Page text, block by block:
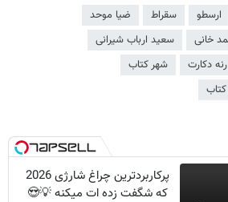
ارسطو سقراط
ضیا موحد
خانی
سعید ارباب شیرانی
رنه دکارت
شهر کتاب
پرکاربردترین چراغ شارژی 2026
که شگفت زده ات میکنه 💡😍